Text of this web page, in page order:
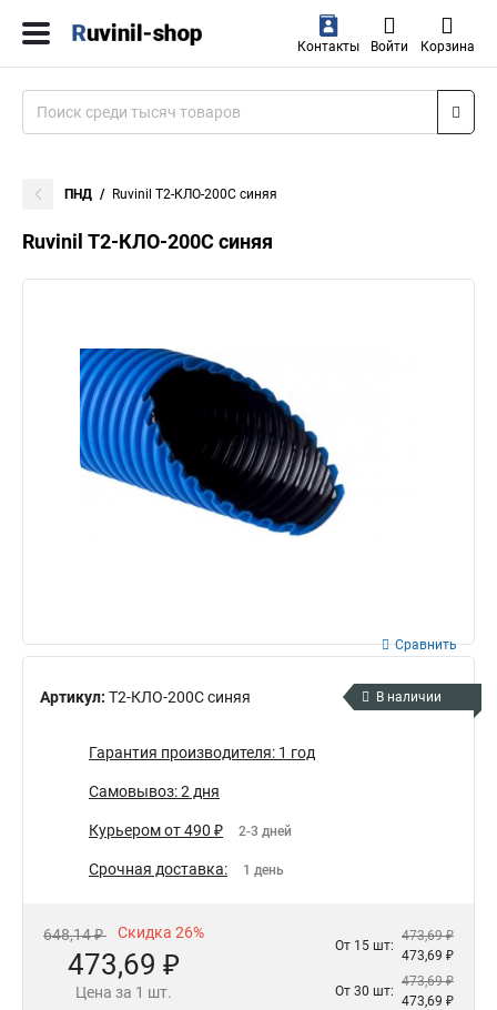
Контакты Войти Корзина
ПНД Ruvinil Т2-КЛО-200С синяя
Ruvinil Т2-КЛО-200С синяя
Артикул: Т2-КЛО-200С синяя
Сравнить
В наличии
Гарантия производителя: 1 год
Самовывоз: 2 дня
Курьером от 490 ₽ 2-3 дней
Срочная доставка: 1 день
648,14 ₽ Скидка 26%
473,69 ₽
Цена за 1 шт.
От 15 шт:
473,69 ₽
473,69 ₽
От 30 шт:
473,69 ₽
473,69 ₽